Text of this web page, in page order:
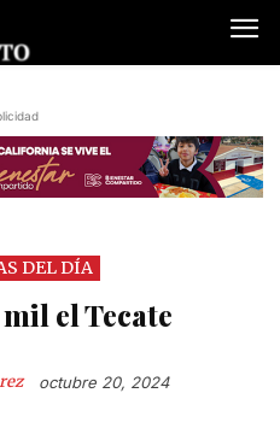
DEL DÍA
el Tecate
octubre 20, 2024